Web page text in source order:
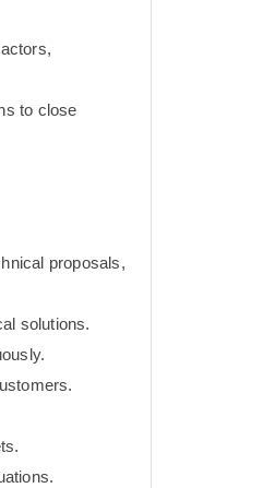
to close
proposals,
solutions.